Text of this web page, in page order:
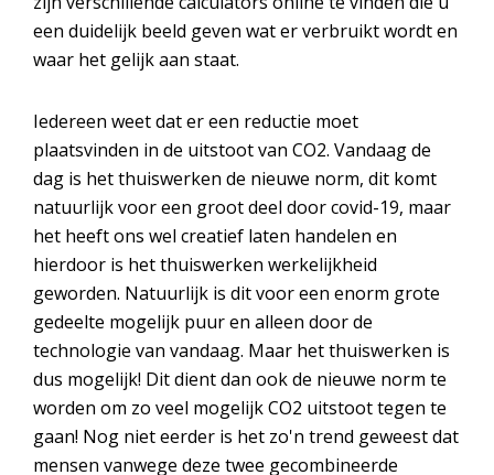
een duidelijk beeld geven wat er verbruikt wordt en
waar het gelijk aan staat.
Iedereen weet dat er een reductie moet
plaatsvinden in de uitstoot van CO2. Vandaag de
dag is het thuiswerken de nieuwe norm, dit komt
natuurlijk voor een groot deel door covid-19, maar
het heeft ons wel creatief laten handelen en
hierdoor is het thuiswerken werkelijkheid
geworden. Natuurlijk is dit voor een enorm grote
gedeelte mogelijk puur en alleen door de
technologie van vandaag. Maar het thuiswerken is
dus mogelijk! Dit dient dan ook de nieuwe norm te
worden om zo veel mogelijk CO2 uitstoot tegen te
gaan! Nog niet eerder is het zo'n trend geweest dat
mensen vanwege deze twee gecombineerde